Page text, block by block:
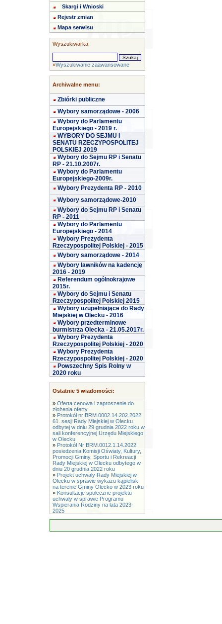
Skargi i Wnioski
Rejestr zmian
Mapa serwisu
Wyszukiwarka
»Wyszukiwanie zaawansowane
Archiwalne menu:
Zbiórki publiczne
Wybory samorządowe - 2006
Wybory do Parlamentu
Europejskiego - 2019 r.
WYBORY DO SEJMU I
SENATU RZECZYPOSPOLITEJ
POLSKIEJ 2019
Wybory do Sejmu RP i Senatu
RP - 21.10.2007r.
Wybory do Parlamentu
Europejskiego-2009r.
Wybory Prezydenta RP - 2010
Wybory samorządowe-2010
Wybory do Sejmu RP i Senatu
RP - 2011
Wybory do Parlamentu
Europejskiego - 2014
Wybory Prezydenta
Rzeczypospolitej Polskiej - 2015
Wybory samorządowe - 2014
Wybory ławników na kadencję
2016 - 2019
Referendum ogólnokrajowe
2015r.
Wybory do Sejmu i Senatu
Rzeczypospolitej Polskiej 2015
Wybory uzupełniające do Rady
Miejskiej w Olecku - 2016
Wybory przedterminowe
burmistrza Olecka - 21.05.2017r.
Wybory Prezydenta
Rzeczypospolitej Polskiej - 2020
Wybory Prezydenta
Rzeczypospolitej Polskiej - 2020
Powszechny Spis Rolny w
2020 roku
Ostatnie 5 wiadomości:
» Oferta cenowa i zaproszenie do
złożenia oferty
» Protokół nr BRM.0002.14.202.2022
61. sesji Rady Miejskiej w Olecku
odbytej w dniu 29 grudnia 2022 roku w
sali konferencyjnej Urzędu Miejskiego
w Olecku
» Protokół Nr BRM.0012.1.14.2022
posiedzenia Komisji Oświaty, Kultury,
Promocji Gminy, Sportu i Rekreacji
Rady Miejskiej w Olecku odbytego w
dniu 20 grudnia 2022 roku
» Projekt uchwały Rady Miejskiej w
Olecku w sprawie wykazu kąpielisk
na terenie Gminy Olecko w 2023 roku
» Konsultacje społeczne projektu
uchwały w sprawie Programu
Wspierania Rodziny na lata 2023-
2025